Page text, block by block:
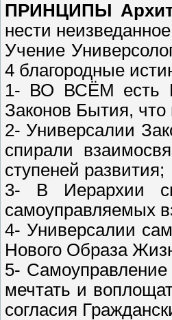
ПРИНЦИПЫ
нести
Учение
4 благородные
1- ВО ВСЁМ есть
Законов Бытия,
2- Универсалии
спирали
ступеней развития;
3- В Иерархии
самоуправляемых
4- Универсалии
Нового Образа
5- Самоуправление
мечтать и
согласия